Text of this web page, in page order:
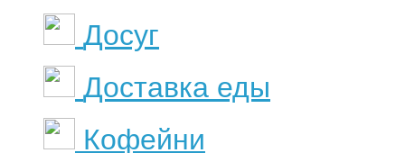
Досуг
Доставка еды
Кофейни